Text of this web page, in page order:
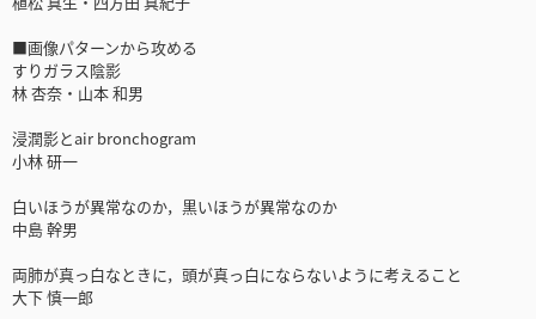
■画像パターンから攻める
すりガラス陰影
林 杏奈・山本 和男
浸潤影とair bronchogram
小林 研一
白いほうが異常なのか，黒いほうが異常なのか
中島 幹男
両肺が真っ白なときに，頭が真っ白にならないように考えること
大下 慎一郎